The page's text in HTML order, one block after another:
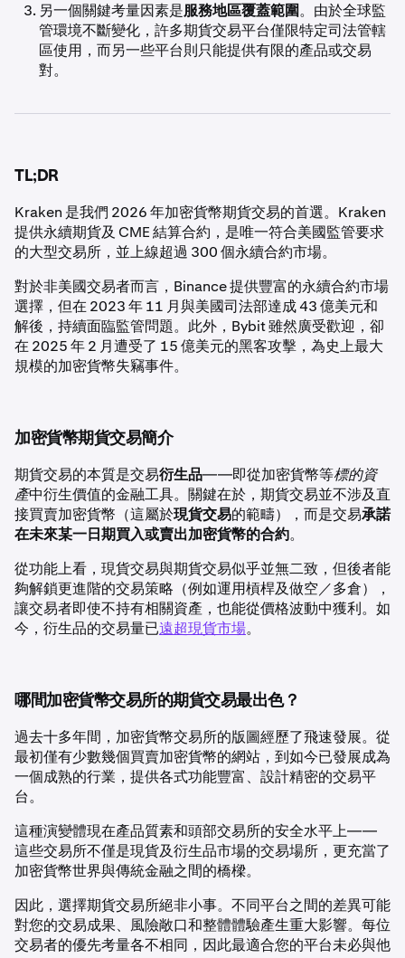
另一個關鍵考量因素是服務地區覆蓋範圍。由於全球監
管環境不斷變化，許多期貨交易平台僅限特定司法管轄
區使用，而另一些平台則只能提供有限的產品或交易
對。
TL;DR
Kraken 是我們 2026 年加密貨幣期貨交易的首選。Kraken
提供永續期貨及 CME 結算合約，是唯一符合美國監管要求
的大型交易所，並上線超過 300 個永續合約市場。
對於非美國交易者而言，Binance 提供豐富的永續合約市場
選擇，但在 2023 年 11 月與美國司法部達成 43 億美元和
解後，持續面臨監管問題。此外，Bybit 雖然廣受歡迎，卻
在 2025 年 2 月遭受了 15 億美元的黑客攻擊，為史上最大
規模的加密貨幣失竊事件。
加密貨幣期貨交易簡介
期貨交易的本質是交易衍生品——即從加密貨幣等標的資
產中衍生價值的金融工具。關鍵在於，期貨交易並不涉及直
接買賣加密貨幣（這屬於現貨交易的範疇），而是交易承諾
在未來某一日期買入或賣出加密貨幣的合約。
從功能上看，現貨交易與期貨交易似乎並無二致，但後者能
夠解鎖更進階的交易策略（例如運用槓桿及做空／多倉），
讓交易者即使不持有相關資產，也能從價格波動中獲利。如
今，衍生品的交易量已遠超現貨市場。
哪間加密貨幣交易所的期貨交易最出色？
過去十多年間，加密貨幣交易所的版圖經歷了飛速發展。從
最初僅有少數幾個買賣加密貨幣的網站，到如今已發展成為
一個成熟的行業，提供各式功能豐富、設計精密的交易平
台。
這種演變體現在產品質素和頭部交易所的安全水平上——
這些交易所不僅是現貨及衍生品市場的交易場所，更充當了
加密貨幣世界與傳統金融之間的橋樑。
因此，選擇期貨交易所絕非小事。不同平台之間的差異可能
對您的交易成果、風險敞口和整體體驗產生重大影響。每位
交易者的優先考量各不相同，因此最適合您的平台未必與他